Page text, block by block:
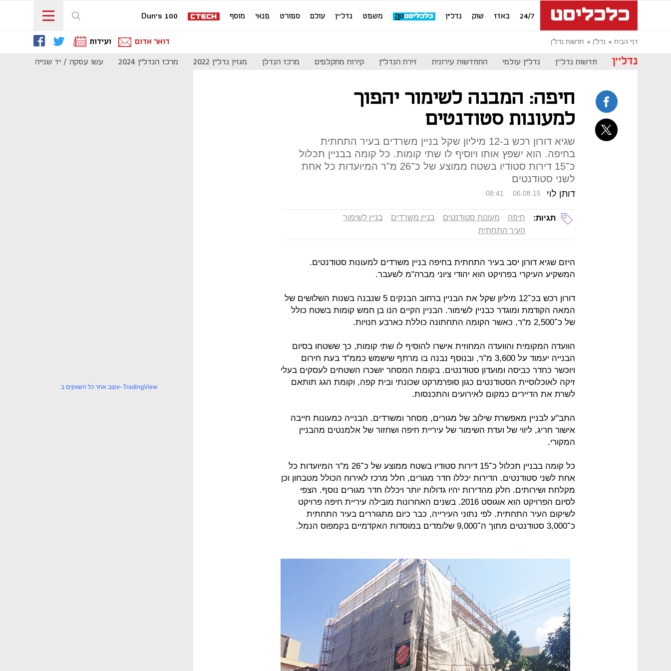
24/7 באזז שוק נדל"ן משפט נדל''ן עולם ספורט פנאי מוסף Dun's 100
דף הבית נדל''ן חדשות נדל''ן דואר אדום ועידות
נדל''ן חדשות נדל''ן נדל"ן עולמי התחדשות עירונית זירת הנדל"ן קירות מתקלפים מרכז הנדלן מגזין נדל"ן 2022 מרכז הנדל"ן 2024 עשו עסקה / יד שנייה
חיפה: המבנה לשימור יהפוך
למעונות סטודנטים
שגיא דורון רכש ב-12 מיליון שקל בניין משרדים בעיר התחתית
בחיפה. הוא ישפץ אותו ויוסיף לו שתי קומות. כל קומה בבניין תכלול
כ־15 דירות סטודיו בשטח ממוצע של כ־26 מ"ר המיועדות כל אחת
לשני סטודנטים
דותן לוי 08:41 06.08.15
תגיות: חיפה מעונות סטודנטים בניין משרדים
בניין לשימור
העיר התחתית
היזם שגיא דורון יסב בעיר התחתית בחיפה בניין משרדים למעונות סטודנטים.
המשקיע העיקרי בפרויקט הוא יהודי ציוני מברה"מ לשעבר.
דורון רכש בכ־12 מיליון שקל את הבניין ברחוב הבנקים 5 שנבנה בשנות השלושים של
המאה הקודמת ומוגדר כבניין לשימור. הבניין הקיים הנו בן חמש קומות בשטח כולל
של כ־2,500 מ"ר, כאשר הקומה התחתונה כוללת כארבע חנויות.
הוועדה המקומית והוועדה המחוזית אישרו להוסיף לו שתי קומות, כך ששטחו בסיום
הבנייה יעמוד על 3,600 מ"ר, ובנוסף נבנה בו מרתף שישמש כממ"ד בעת חירום
ויוכשר כחדר כביסה ומועדון סטודנטים. בקומת המסחר יושכרו השטחים לעסקים בעלי
זיקה לאוכלוסיית הסטודנטים כגון סופרמרקט שכונתי ובית קפה, וקומת הגג תותאם
לשרת את הדיירים כמקום לאירועים והתכנסות.
התב"ע לבניין מאפשרת שילוב של מגורים, מסחר ומשרדים. הבנייה כמעונות חייבה
אישור חריג, ליווי של ועדת השימור של עיריית חיפה ושחזור של אלמנטים מהבניין
המקורי.
כל קומה בבניין תכלול כ־15 דירות סטודיו בשטח ממוצע של כ־26 מ"ר המיועדות כל
אחת לשני סטודנטים. הדירות יכללו חדר מגורים, חלל מרכז לאירוח הכולל מטבחון וכן
מקלחת ושירותים. חלק מהדירות יהיו גדולות יותר ויכללו חדר מגורים נוסף. הצפי
לסיום הפרויקט הוא אוגוסט 2016. בשנים האחרונות מובילה עיריית חיפה פרויקט
לשיקום העיר התחתית. לפי נתוני העירייה, כבר כיום מתגוררים בעיר התחתית
כ־3,000 סטודנטים מתוך ה־9,000 שלומדים במוסדות האקדמיים בקמפוס הנמל.
עקוב אחר כל השווקים ב-TradingView